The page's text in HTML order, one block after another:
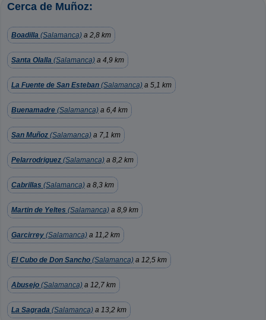
Cerca de Muñoz:
Boadilla (Salamanca) a 2,8 km
Santa Olalla (Salamanca) a 4,9 km
La Fuente de San Esteban (Salamanca) a 5,1 km
Buenamadre (Salamanca) a 6,4 km
San Muñoz (Salamanca) a 7,1 km
Pelarrodriguez (Salamanca) a 8,2 km
Cabrillas (Salamanca) a 8,3 km
Martin de Yeltes (Salamanca) a 8,9 km
Garcirrey (Salamanca) a 11,2 km
El Cubo de Don Sancho (Salamanca) a 12,5 km
Abusejo (Salamanca) a 12,7 km
La Sagrada (Salamanca) a 13,2 km